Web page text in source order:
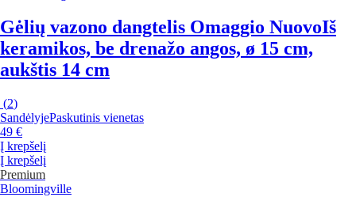
Gėlių vazono dangtelis Omaggio NuovoIš
keramikos, be drenažo angos, ø 15 cm,
aukštis 14 cm
(2)
SandėlyjePaskutinis vienetas
49 €
Į krepšelį
Į krepšelį
Premium
Bloomingville